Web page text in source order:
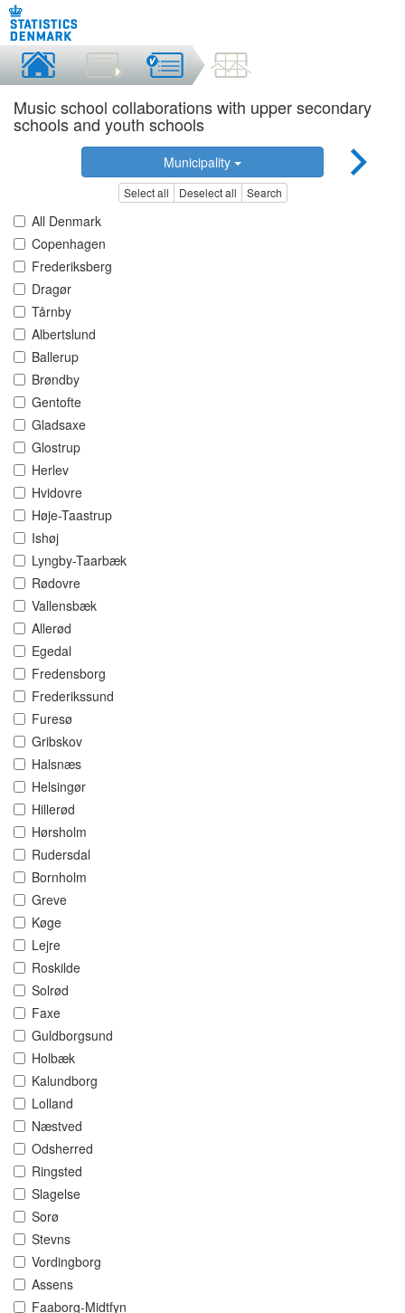
Music school collaborations with upper secondary
schools and youth schools
Municipality
Select all Deselect all Search
All Denmark
Copenhagen
Frederiksberg
Dragør
Tårnby
Albertslund
Ballerup
Brøndby
Gentofte
Gladsaxe
Glostrup
Herlev
Hvidovre
Høje-Taastrup
Ishøj
Lyngby-Taarbæk
Rødovre
Vallensbæk
Allerød
Egedal
Fredensborg
Frederikssund
Furesø
Gribskov
Halsnæs
Helsingør
Hillerød
Hørsholm
Rudersdal
Bornholm
Greve
Køge
Lejre
Roskilde
Solrød
Faxe
Guldborgsund
Holbæk
Kalundborg
Lolland
Næstved
Odsherred
Ringsted
Slagelse
Sorø
Stevns
Vordingborg
Assens
Faaborg-Midtfyn